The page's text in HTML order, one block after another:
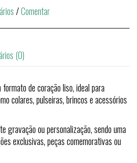
/Comentar
(0)
de coração liso, ideal para
colares, pulseiras, brincos e acessórios
gravação ou personalização, sendo uma
exclusivas, peças comemorativas ou